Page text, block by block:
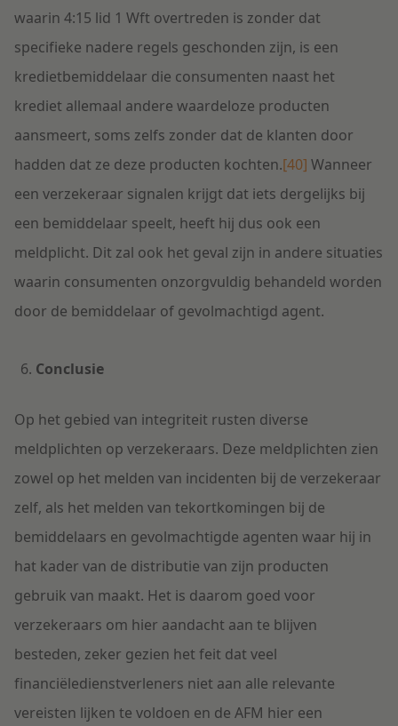
waarin 4:15 lid 1 Wft overtreden is zonder dat
specifieke nadere regels geschonden zijn, is een
kredietbemiddelaar die consumenten naast het
krediet allemaal andere waardeloze producten
aansmeert, soms zelfs zonder dat de klanten door
hadden dat ze deze producten kochten.[40] Wanneer
een verzekeraar signalen krijgt dat iets dergelijks bij
een bemiddelaar speelt, heeft hij dus ook een
meldplicht. Dit zal ook het geval zijn in andere situaties
waarin consumenten onzorgvuldig behandeld worden
door de bemiddelaar of gevolmachtigd agent.
Conclusie
Op het gebied van integriteit rusten diverse
meldplichten op verzekeraars. Deze meldplichten zien
zowel op het melden van incidenten bij de verzekeraar
zelf, als het melden van tekortkomingen bij de
bemiddelaars en gevolmachtigde agenten waar hij in
hat kader van de distributie van zijn producten
gebruik van maakt. Het is daarom goed voor
verzekeraars om hier aandacht aan te blijven
besteden, zeker gezien het feit dat veel
financiëledienstverleners niet aan alle relevante
vereisten lijken te voldoen en de AFM hier een